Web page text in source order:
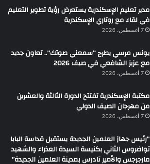
مدير تعليم الإسكندرية يستعرض رؤية تطوير التعليم
في لقاء مع روتاري الإسكندرية
7 أغسطس، 2026
يونس مرسي يطرح “سمعني صوتك”.. تعاون جديد
مع عزيز الشافعي في صيف 2026
7 أغسطس، 2026
مكتبة الإسكندرية تفتتح الدورة الثالثة والعشرين
من مهرجان الصيف الدولي
7 أغسطس، 2026
“رئيس جهاز العلمين الجديدة يستقبل قداسة البابا
تواضروس الثاني بكنيسة السيدة العذراء والشهيد
مارجرجس والأمير تادرس بمدينة العلمين الجديدة”